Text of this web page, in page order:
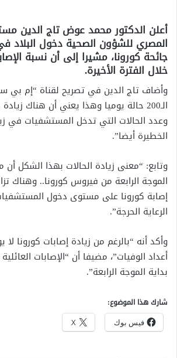
أعلن الدكتور محمد عوض تاج الدين
المصري للشؤون الصحية دخول البلاد
جائحة كورونا، مشيرا إلى أن نسبة
خلال الفترة الأخيرة.
وأضاف تاج الدين في تصريح لقناة “إم بي
الـ200 حالة يوميا وهذا يعني أن هناك
وعدد الحالات التي تدخل المستشفيات في
الخطيرة أيضا”.
وتابع: “معنى زيادة الحالات بهذا الشكل
الموجة الرابعة من فيروس كورونا.. وهناك
إصابة كورونا على مستوى دخول
الرعاية الحرجة”.
وأكد أنه “بالرغم من زيادة إصابات كورونا
أعداد الوفيات”، مضيفا أن “الإصابات
بداية الموجة الرابعة”.
شارك هذا الموضوع:
فيس بوك X